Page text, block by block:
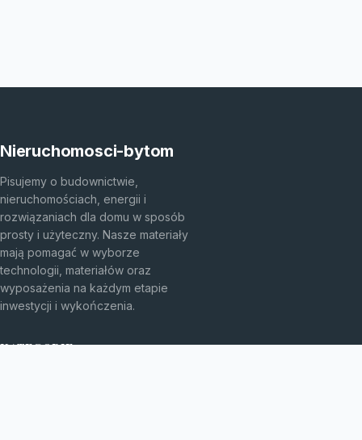
Nieruchomosci-bytom
Pisujemy o budownictwie,
nieruchomościach, energii i
rozwiązaniach dla domu w sposób
prosty i użyteczny. Nasze materiały
mają pomagać w wyborze
technologii, materiałów oraz
wyposażenia na każdym etapie
inwestycji i wykończenia.
KATEGORIE